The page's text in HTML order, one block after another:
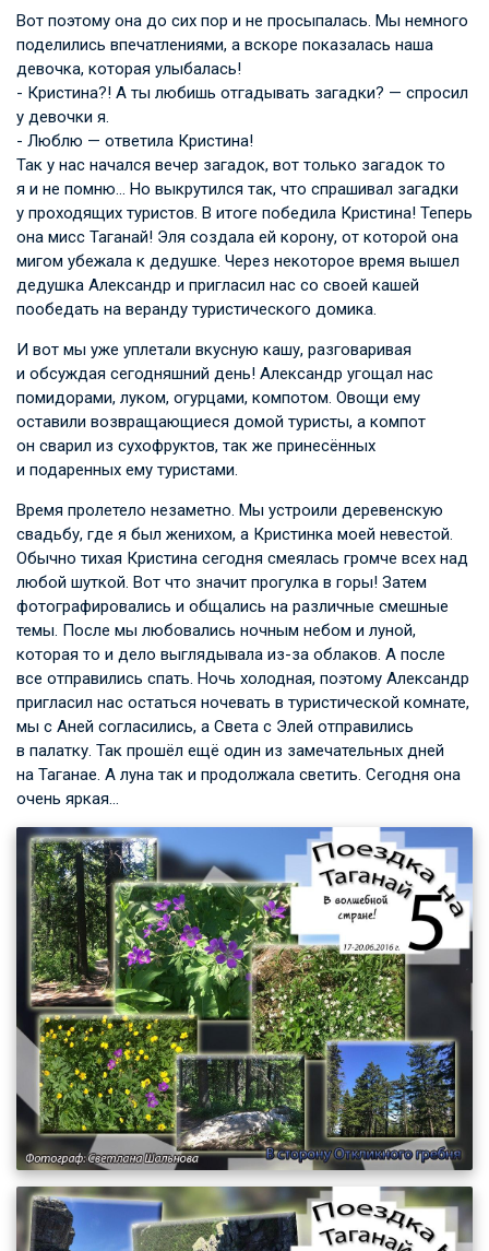
Вот поэтому она до сих пор и не просыпалась. Мы немного
поделились впечатлениями, а вскоре показалась наша
девочка, которая улыбалась!
- Кристина?! А ты любишь отгадывать загадки? — спросил
у девочки я.
- Люблю — ответила Кристина!
Так у нас начался вечер загадок, вот только загадок то
я и не помню… Но выкрутился так, что спрашивал загадки
у проходящих туристов. В итоге победила Кристина! Теперь
она мисс Таганай! Эля создала ей корону, от которой она
мигом убежала к дедушке. Через некоторое время вышел
дедушка Александр и пригласил нас со своей кашей
пообедать на веранду туристического домика.
И вот мы уже уплетали вкусную кашу, разговаривая
и обсуждая сегодняшний день! Александр угощал нас
помидорами, луком, огурцами, компотом. Овощи ему
оставили возвращающиеся домой туристы, а компот
он сварил из сухофруктов, так же принесённых
и подаренных ему туристами.
Время пролетело незаметно. Мы устроили деревенскую
свадьбу, где я был женихом, а Кристинка моей невестой.
Обычно тихая Кристина сегодня смеялась громче всех над
любой шуткой. Вот что значит прогулка в горы! Затем
фотографировались и общались на различные смешные
темы. После мы любовались ночным небом и луной,
которая то и дело выглядывала из-за облаков. А после
все отправились спать. Ночь холодная, поэтому Александр
пригласил нас остаться ночевать в туристической комнате,
мы с Аней согласились, а Света с Элей отправились
в палатку. Так прошёл ещё один из замечательных дней
на Таганае. А луна так и продолжала светить. Сегодня она
очень яркая…